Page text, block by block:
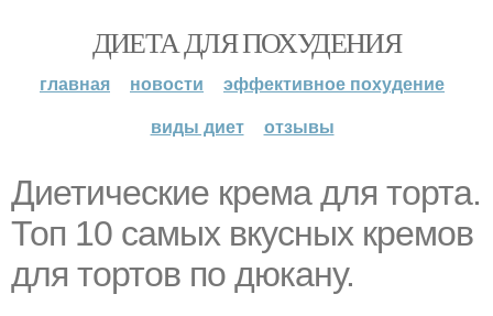
ДИЕТА ДЛЯ ПОХУДЕНИЯ
главная новости
эффективное похудение
виды диет
отзывы
Диетические крема для торта.
Топ 10 самых вкусных кремов
для тортов по дюкану.